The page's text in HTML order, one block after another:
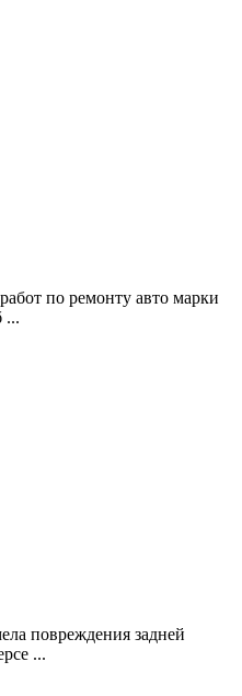
по ремонту авто марки
...
повреждения задней
...